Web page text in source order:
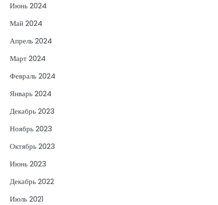
Июнь 2024
Май 2024
Апрель 2024
Март 2024
Февраль 2024
Январь 2024
Декабрь 2023
Ноябрь 2023
Октябрь 2023
Июнь 2023
Декабрь 2022
Июль 2021